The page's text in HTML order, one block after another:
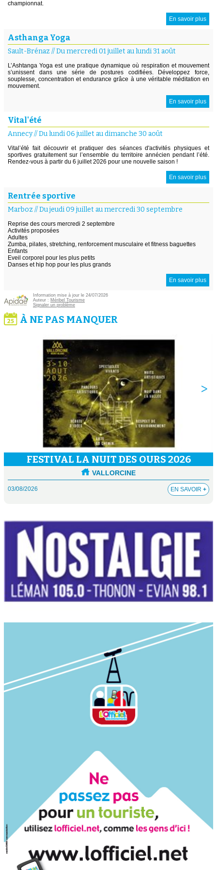
championnat.
En savoir plus
Asthanga Yoga
Sault-Brénaz //Du mercredi 01 juillet au lundi 31 août
L’Ashtanga Yoga est une pratique dynamique où respiration et mouvement
s’unissent dans une série de postures codifiées. Développez force,
souplesse, concentration et endurance grâce à une véritable méditation en
mouvement.
En savoir plus
Vital'été
Annecy//Du lundi 06 juillet au dimanche 30 août
Vital’été fait découvrir et pratiquer des séances d'activités physiques et
sportives gratuitement sur l’ensemble du territoire annécien pendant l’été.
Rendez-vous à partir du 6 juillet 2026 pour une nouvelle saison !
En savoir plus
Rentrée sportive
Marboz //Du jeudi 09 juillet au mercredi 30 septembre
Reprise des cours mercredi 2 septembre
Activités proposées
Adultes
Zumba, pilates, stretching, renforcement musculaire et fitness baguettes
Enfants
Eveil corporel pour les plus petits
Danses et hip hop pour les plus grands
En savoir plus
Information mise à jour le 24/07/2026
Auteur : Méribel Tourisme
Signaler un problème
À NE PAS MANQUER
FESTIVAL LA NUIT DES OURS 2026
VALLORCINE
03/08/2026 EN SAVOIR +